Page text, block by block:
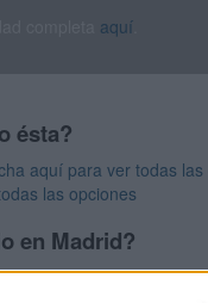
aquí
ésta?
aquí para ver todas las
las opciones
en Madrid?
en Madrid